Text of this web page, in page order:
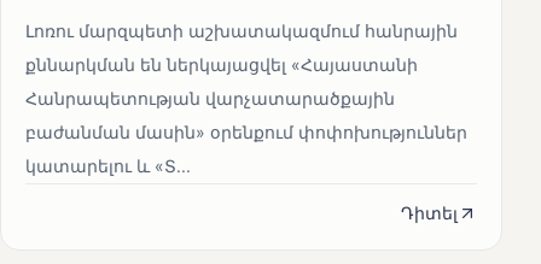
Լոռու մարզպետի աշխատակազմում հանրային
քննարկման են ներկայացվել «Հայաստանի
Հանրապետության վարչատարածքային
բաժանման մասին» օրենքում փոփոխություններ
կատարելու և «Տ...
Դիտել